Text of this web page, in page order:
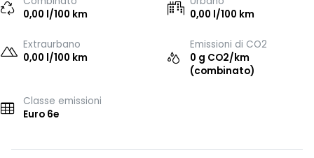
0,00 l/100 km
0,00 l/100 km
Extraurbano
0,00 l/100 km
Emissioni di CO2
0 g CO2/km
(combinato)
Classe emissioni
Euro 6e